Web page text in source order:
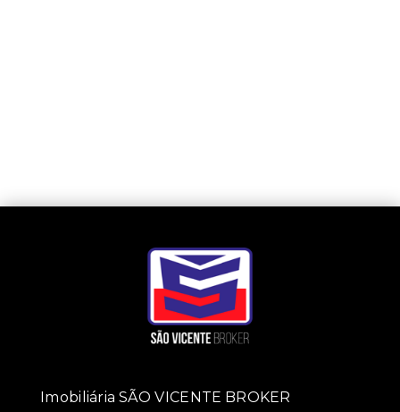
Imobiliária SÃO VICENTE BROKER